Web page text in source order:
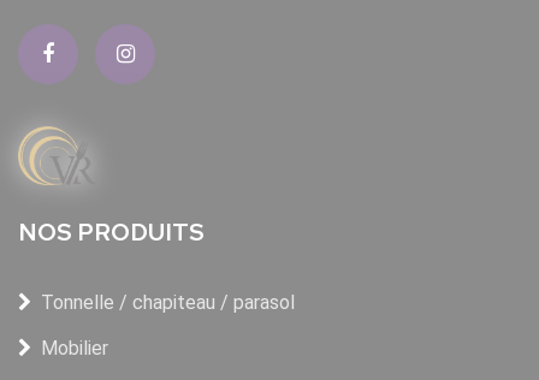
NOS PRODUITS
Tonnelle / chapiteau / parasol
Mobilier